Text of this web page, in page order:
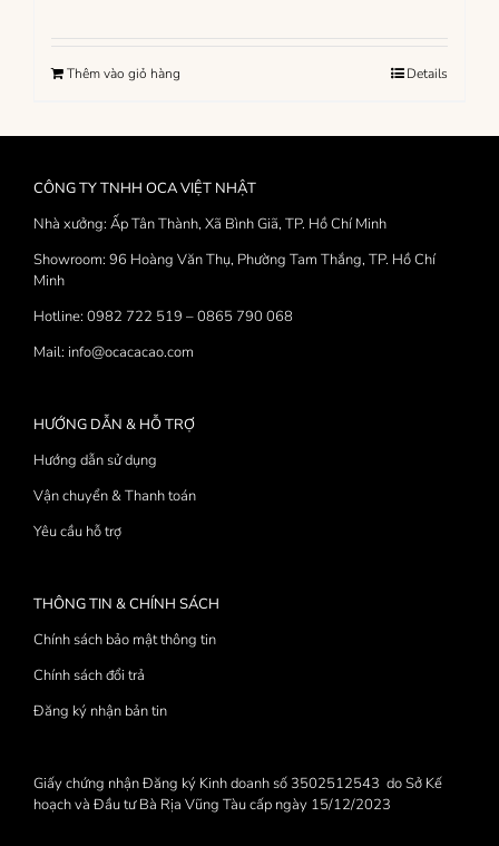
Thêm vào giỏ hàng Details
CÔNG TY TNHH OCA VIỆT NHẬT
Nhà xưởng: Ấp Tân Thành, Xã Bình Giã, TP. Hồ Chí Minh
Showroom: 96 Hoàng Văn Thụ, Phường Tam Thắng, TP. Hồ Chí
Minh
Hotline: 0982 722 519 – 0865 790 068
Mail: info@ocacacao.com
HƯỚNG DẪN & HỖ TRỢ
Hướng dẫn sử dụng
Vận chuyển & Thanh toán
Yêu cầu hỗ trợ
THÔNG TIN & CHÍNH SÁCH
Chính sách bảo mật thông tin
Chính sách đổi trả
Đăng ký nhận bản tin
Giấy chứng nhận Đăng ký Kinh doanh số 3502512543 do Sở Kế
hoạch và Đầu tư Bà Rịa Vũng Tàu cấp ngày 15/12/2023